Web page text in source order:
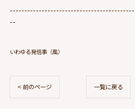
--
いわゆる発信事（風）
< 前のページ 一覧に戻る